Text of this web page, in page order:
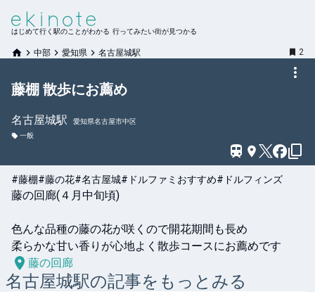
はじめて行く駅のことがわかる 行ってみたい街が見つかる
中部 愛知県 名古屋城駅 2
藤棚 散歩にお薦め
名古屋城駅
愛知県名古屋市中区
一般
#藤棚#藤の花#名古屋城#ドルファミおすすめ#ドルフィンズ
藤の回廊(４月中旬頃)
色んな品種の藤の花が咲くので開花期間も長め
柔らかな甘い香りが心地よく散歩コースにお薦めです
藤の回廊
名古屋城駅の記事をもっとみる